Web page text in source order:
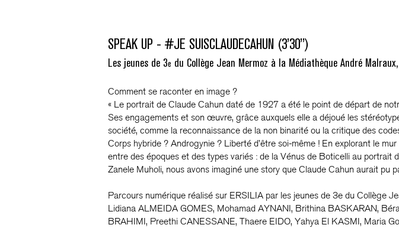
SPEAK UP - #JE SUISCLAUDECAHUN (3’30’’)
Les jeunes de 3e du Collège Jean Mermoz à la Médiathèque André
Comment se raconter en image ?
« Le portrait de Claude Cahun daté de 1927 a été le point de départ de
Ses engagements et son œuvre, grâce auxquels elle a déjoué les
société, comme la reconnaissance de la non binarité ou la critique des
Corps hybride ? Androgynie ? Liberté d’être soi-même ! En explorant le
entre des époques et des types variés : de la Vénus de Boticelli au
Zanele Muholi, nous avons imaginé une story que Claude Cahun aurait pu
Parcours numérique réalisé sur ERSILIA par les jeunes de 3e du Collège
Lidiana ALMEIDA GOMES, Mohamad AYNANI, Brithina BASKARAN,
BRAHIMI, Preethi CANESSANE, Thaere EIDO, Yahya El KASMI, Maria